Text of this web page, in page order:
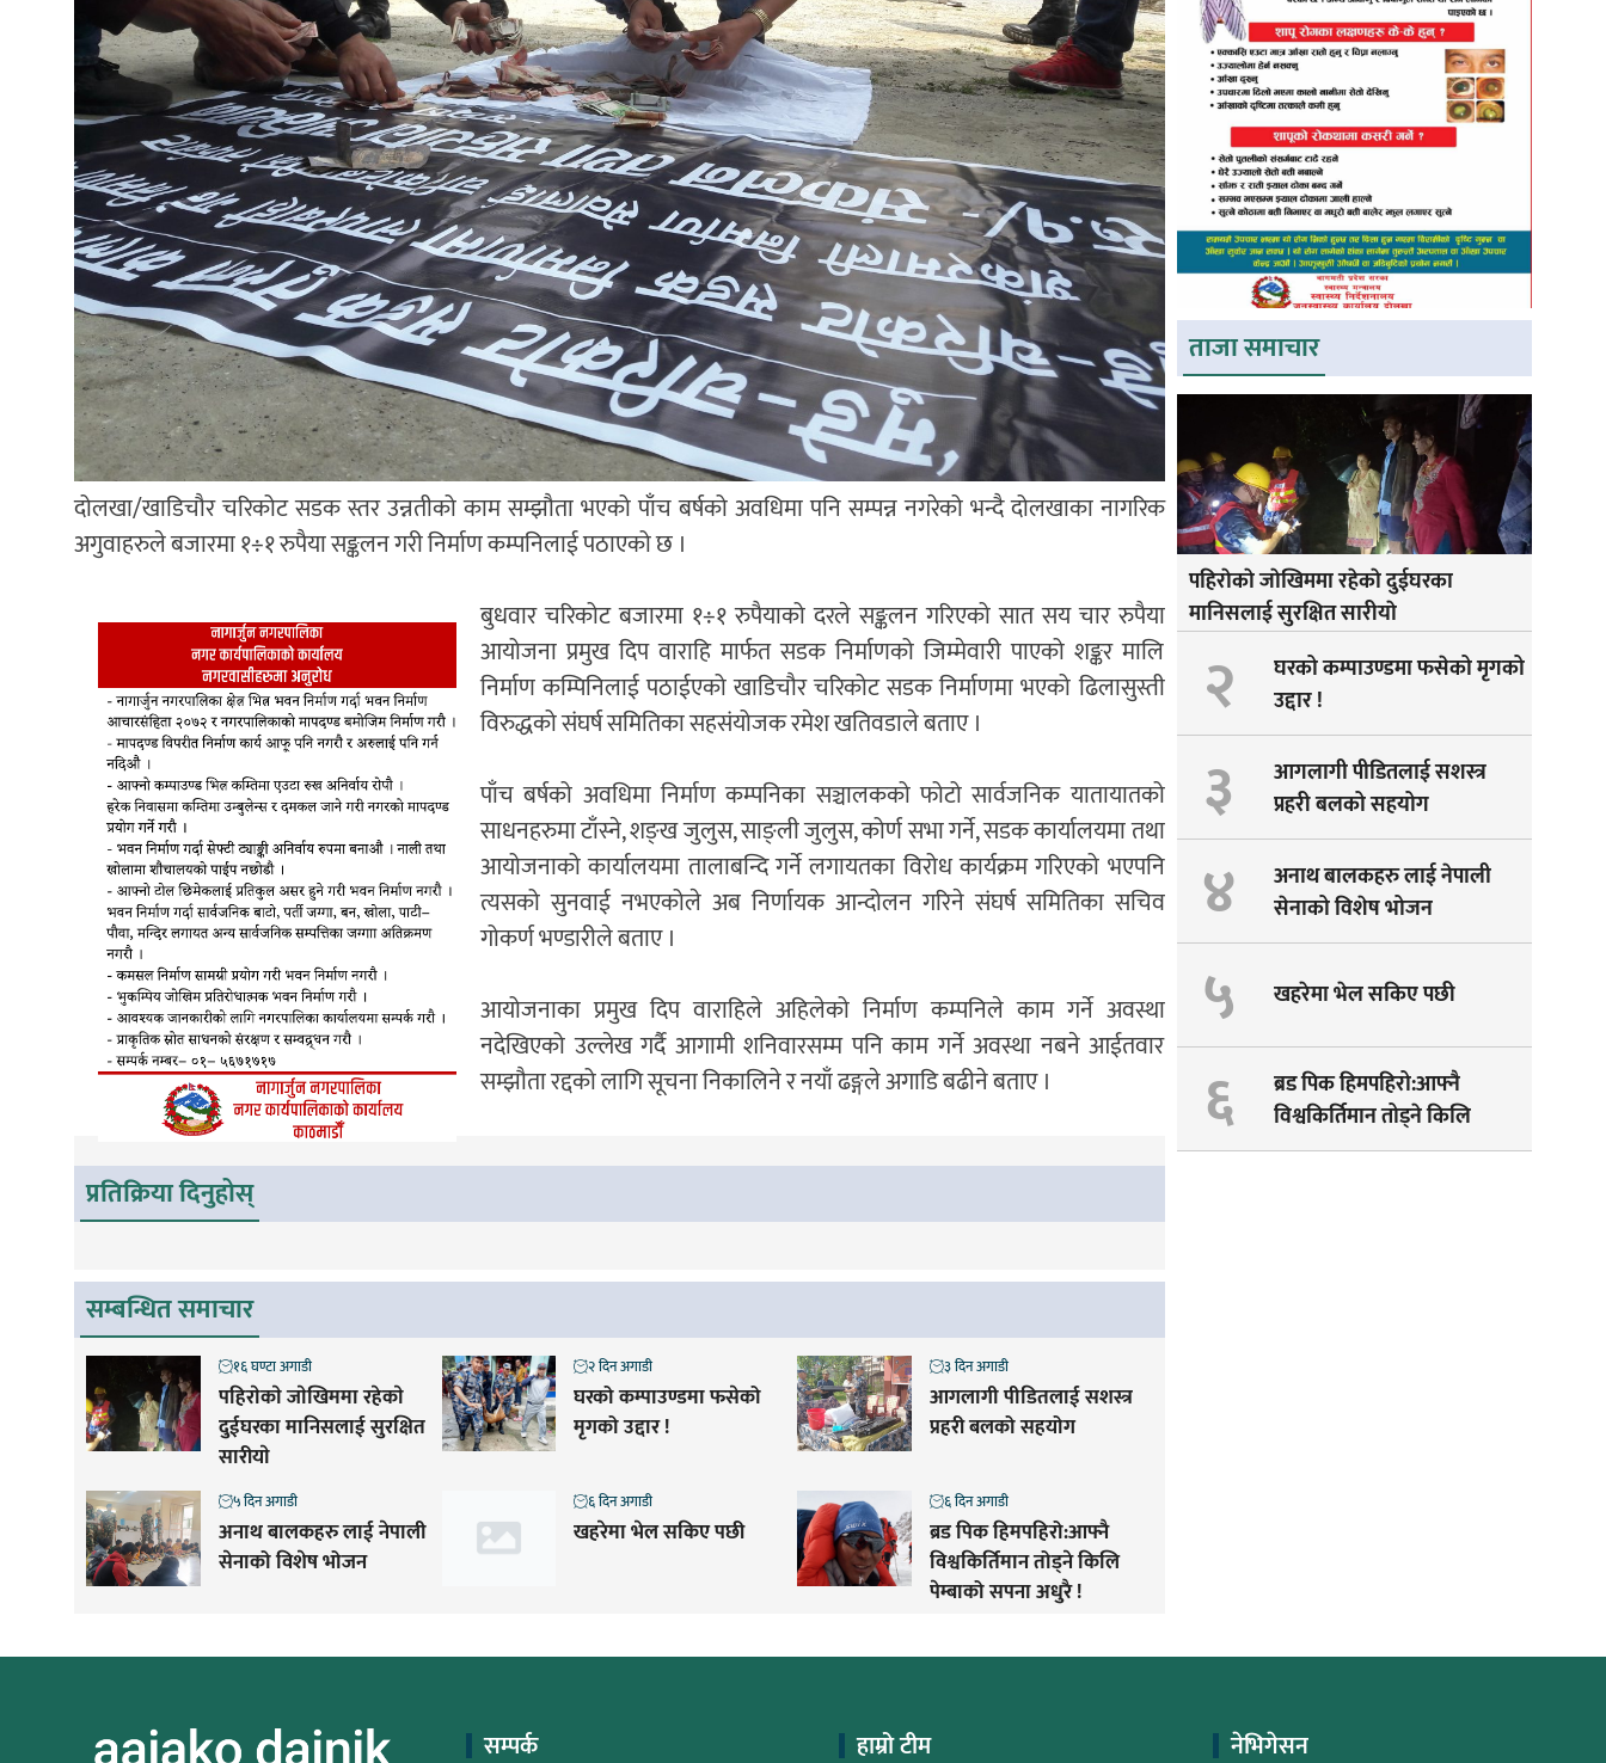
दोलखा/खाडिचौर चरिकोट सडक स्तर उन्नतीको काम सम्झौता भएको पाँच बर्षको अवधिमा पनि सम्पन्न नगरेको भन्दै दोलखाका नागरिक
अगुवाहरुले बजारमा १÷१ रुपैया सङ्कलन गरी निर्माण कम्पनिलाई पठाएको छ ।
बुधवार चरिकोट बजारमा १÷१ रुपैयाको दरले सङ्कलन गरिएको सात सय चार रुपैया
आयोजना प्रमुख दिप वाराहि मार्फत सडक निर्माणको जिम्मेवारी पाएको शङ्कर मालि
निर्माण कम्पिनिलाई पठाईएको खाडिचौर चरिकोट सडक निर्माणमा भएको ढिलासुस्ती
विरुद्धको संघर्ष समितिका सहसंयोजक रमेश खतिवडाले बताए ।
पाँच बर्षको अवधिमा निर्माण कम्पनिका सञ्चालकको फोटो सार्वजनिक यातायातको
साधनहरुमा टाँस्ने, शङ्ख जुलुस, साङ्ली जुलुस, कोर्ण सभा गर्ने, सडक कार्यालयमा तथा
आयोजनाको कार्यालयमा तालाबन्दि गर्ने लगायतका विरोध कार्यक्रम गरिएको भएपनि
त्यसको सुनवाई नभएकोले अब निर्णायक आन्दोलन गरिने संघर्ष समितिका सचिव
गोकर्ण भण्डारीले बताए ।
आयोजनाका प्रमुख दिप वाराहिले अहिलेको निर्माण कम्पनिले काम गर्ने अवस्था
नदेखिएको उल्लेख गर्दै आगामी शनिवारसम्म पनि काम गर्ने अवस्था नबने आईतवार
सम्झौता रद्दको लागि सूचना निकालिने र नयाँ ढङ्गले अगाडि बढीने बताए ।
प्रतिक्रिया दिनुहोस्
सम्बन्धित समाचार
पहिराेकाे जाेखिममा रहेकाे
दुईघरका मानिसलाई सुरक्षित
सारीयाे
१६ घण्टा अगाडी
घरको कम्पाउण्डमा फसेको
मृगको उद्दार !
२ दिन अगाडी
आगलागी पीडितलाई सशस्त्र
प्रहरी बलको सहयोग
३ दिन अगाडी
अनाथ बालकहरु लाई नेपाली
सेनाको विशेष भोजन
५ दिन अगाडी
खहरेमा भेल सकिए पछी
६ दिन अगाडी
ब्रड पिक हिमपहिरो:आफ्नै
विश्वकिर्तिमान तोड्ने किलि
पेम्बाको सपना अधुरै !
६ दिन अगाडी
ताजा समाचार
पहिराेकाे जाेखिममा रहेकाे दुईघरका
मानिसलाई सुरक्षित सारीयाे
२
घरको कम्पाउण्डमा फसेको मृगको
उद्दार !
३
आगलागी पीडितलाई सशस्त्र
प्रहरी बलको सहयोग
४
अनाथ बालकहरु लाई नेपाली
सेनाको विशेष भोजन
५ खहरेमा भेल सकिए पछी
६
ब्रड पिक हिमपहिरो:आफ्नै
विश्वकिर्तिमान तोड्ने किलि
पेम्बाको सपना अधुरै !
सम्पर्क हाम्रो टीम नेभिगेसन